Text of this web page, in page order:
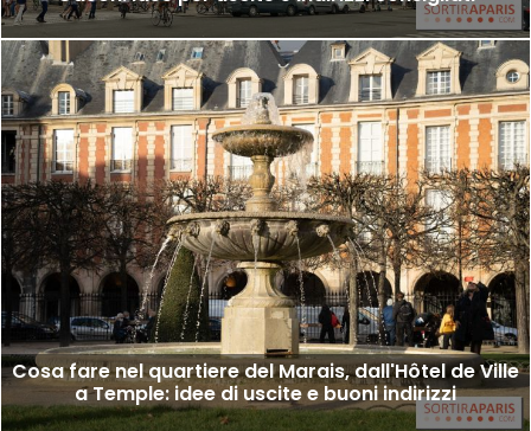
Cosa fare nel quartiere del Marais, dall'Hôtel de Ville
a Temple: idee di uscite e buoni indirizzi